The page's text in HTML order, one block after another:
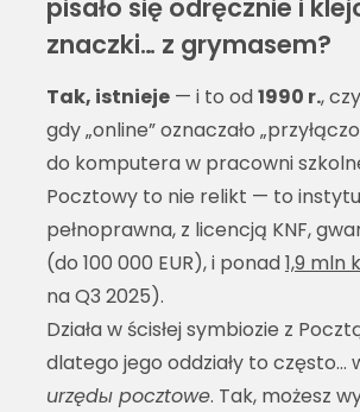
pisało się odręcznie i
znaczki… z grymasem?
Tak, istnieje— i to od1990 r.,
gdy „online” oznaczało
do komputera w pracowni
Pocztowy to nie relikt — to
pełnoprawna, z licencją KNF,
(do 100 000 EUR), i ponad1,9 mln
na Q3 2025).
Działa w ścisłej symbiozie z
dlatego jego oddziały to często…
urzędы pocztowe. Tak, możesz